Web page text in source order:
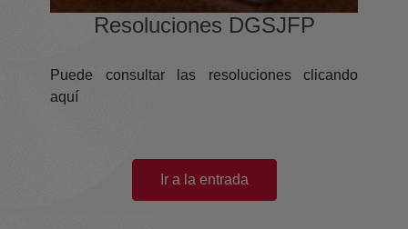
(abre en nueva ventana)
Resoluciones DGSJFP
Puede consultar las resoluciones clicando
aquí
(abre en nueva ventana)
Ir a la entrada